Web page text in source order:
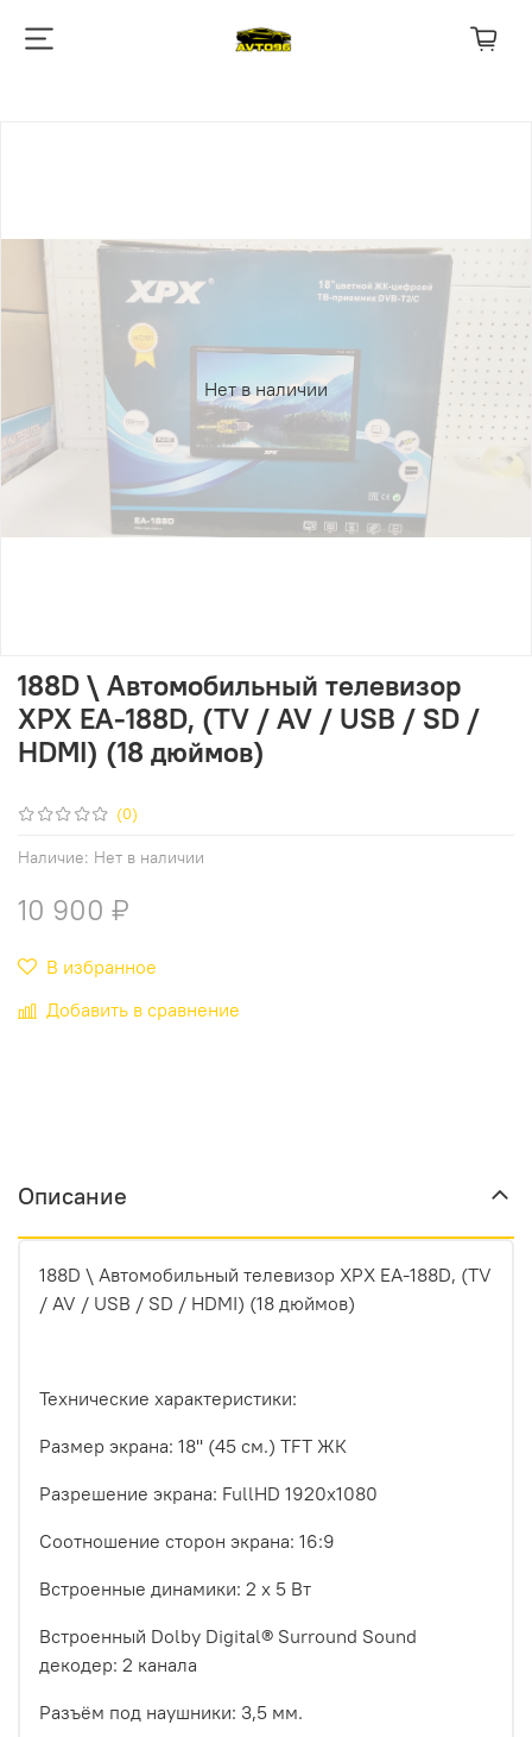
Нет в наличии
(0)
Наличие: Нет в наличии
188D \ Автомобильный телевизор
XPX EA-188D, (TV / AV / USB / SD /
HDMI) (18 дюймов)
10 900 ₽
В избранное
Добавить в сравнение
Описание
188D \ Автомобильный телевизор XPX EA-188D, (TV
/ AV / USB / SD / HDMI) (18 дюймов)
Технические характеристики:
Размер экрана: 18'' (45 см.) TFT ЖК
Разрешение экрана: FullHD 1920х1080
Соотношение сторон экрана: 16:9
Встроенные динамики: 2 x 5 Вт
Встроенный Dolby Digital® Surround Sound
декодер: 2 канала
Разъём под наушники: 3,5 мм.